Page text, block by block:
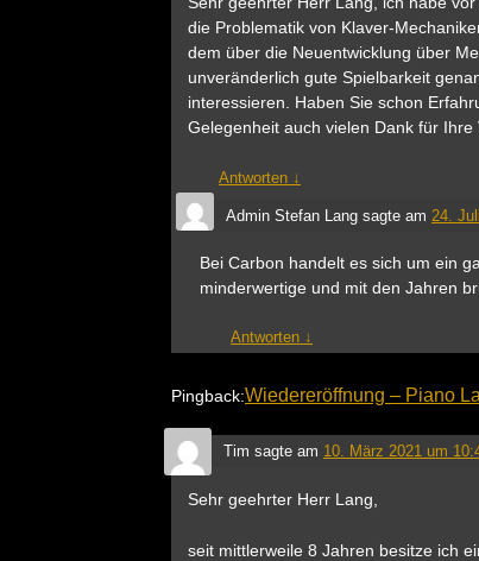
die Problematik von Klaver-
dem über die Neuentwicklung über
unveränderlich gute Spielbarkeit
interessieren. Haben Sie schon
Gelegenheit auch vielen Dank für Ihre
Antworten ↓
Admin Stefan Lang sagte am 24.
Bei Carbon handelt es sich um ein
minderwertige und mit den Jahren
Antworten ↓
Pingback:Wiedereröffnung – Piano
Tim sagte am 10. März 2021 um
Sehr geehrter Herr Lang,
seit mittlerweile 8 Jahren besitze ich